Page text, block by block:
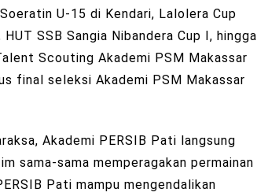
U-15 di Kendari, Lalolera Cup
SSB Sangia Nibandera Cup I, hingga
Scouting Akademi PSM Makassar
final seleksi Akademi PSM Makassar
Akademi PERSIB Pati langsung
sama-sama memperagakan permainan
Pati mampu mengendalikan